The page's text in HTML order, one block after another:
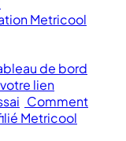
Metricool
de bord
lien
Comment
Metricool